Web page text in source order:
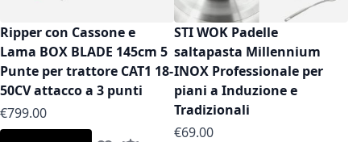
Ripper con Cassone e
Lama BOX BLADE 145cm 5
Punte per trattore CAT1 18-
50CV attacco a 3 punti
€799.00
STI WOK Padelle
saltapasta Millennium
INOX Professionale per
piani a Induzione e
Tradizionali
As low as
€69.00